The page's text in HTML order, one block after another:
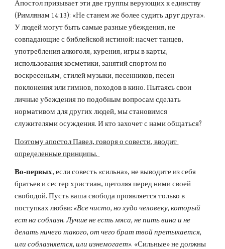
Апостол призывает эти две группы верующих к единству
(Римлянам 14:13): «Не станем же более судить друг друга».
У людей могут быть самые разные убеждения, не
совпадающие с библейской истиной: насчет танцев,
употребления алкоголя, курения, игры в карты,
использования косметики, занятий спортом по
воскресеньям, стилей музыки, песенников, песен
поклонения или гимнов, походов в кино. Пытаясь свои
личные убеждения по подобным вопросам сделать
нормативом для других людей, мы становимся
служителями осуждения. И кто захочет с нами общаться?
Поэтому апостол Павел, говоря о совести, вводит
определенные принципы.
Во-первых, если совесть «сильна», не выводите из себя
братьев и сестер христиан, щеголяя перед ними своей
свободой. Пусть ваша свобода проявляется только в
поступках любви: «Все чисто, но худо человеку, который
ест на соблазн. Лучше не есть мяса, не пить вина и не
делать ничего такого, от чего брат твой претыкается,
или соблазняется, или изнемогает». «Сильные» не должны